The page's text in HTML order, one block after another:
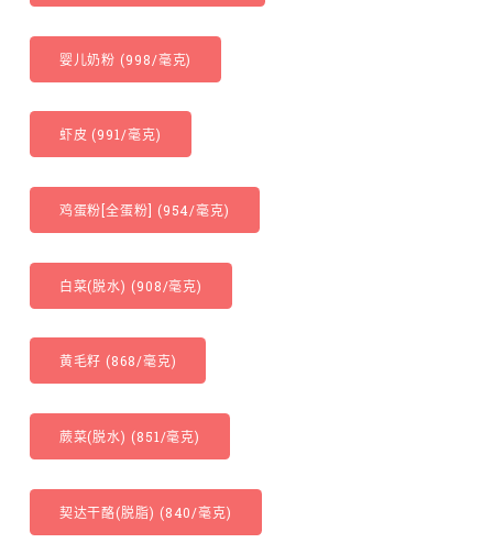
婴儿奶粉 (998/毫克)
虾皮 (991/毫克)
鸡蛋粉[全蛋粉] (954/毫克)
白菜(脱水) (908/毫克)
黄毛籽 (868/毫克)
蕨菜(脱水) (851/毫克)
契达干酪(脱脂) (840/毫克)